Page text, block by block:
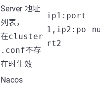
Server 地址
列表，
在cluster
.conf不存
在时生效
ip1:port
1,ip2:po
rt2
Nacos